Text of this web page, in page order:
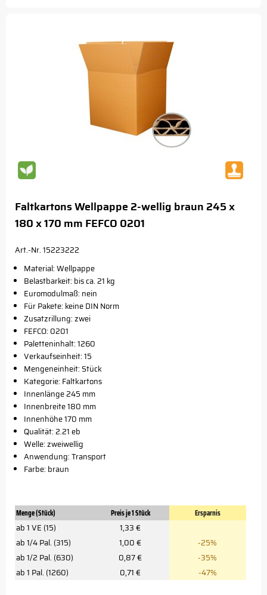
Faltkartons Wellpappe 2-wellig braun 245 x
180 x 170 mm FEFCO 0201
Art.-Nr. 15223222
Material: Wellpappe
Belastbarkeit: bis ca. 21 kg
Euromodulmaß: nein
Für Pakete: keine DIN Norm
Zusatzrillung: zwei
FEFCO: 0201
Paletteninhalt: 1260
Verkaufseinheit: 15
Mengeneinheit: Stück
Kategorie: Faltkartons
Innenlänge 245 mm
Innenbreite 180 mm
Innenhöhe 170 mm
Qualität: 2.21 eb
Welle: zweiwellig
Anwendung: Transport
Farbe: braun
Menge (Stück) Preis je 1 Stück
Ersparnis
ab 1 VE (15)
1,33 €
ab 1/4 Pal. (315)
1,00 €
-25%
ab 1/2 Pal. (630)
0,87 €
-35%
ab 1 Pal. (1260)
0,71 € -47%